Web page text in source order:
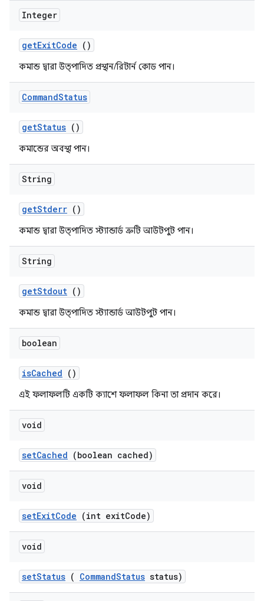
Integer
getExitCode ()
কমান্ড দ্বারা উত্পাদিত প্রস্থান/রিটার্ন কোড পান।
CommandStatus
getStatus ()
কমান্ডের অবস্থা পান।
String
getStderr ()
কমান্ড দ্বারা উত্পাদিত স্ট্যান্ডার্ড ত্রুটি আউটপুট পান।
String
getStdout ()
কমান্ড দ্বারা উত্পাদিত স্ট্যান্ডার্ড আউটপুট পান।
boolean
isCached ()
এই ফলাফলটি একটি ক্যাশে ফলাফল কিনা তা প্রদান করে।
void
setCached (boolean cached)
void
setExitCode (int exitCode)
void
setStatus ( CommandStatus status)